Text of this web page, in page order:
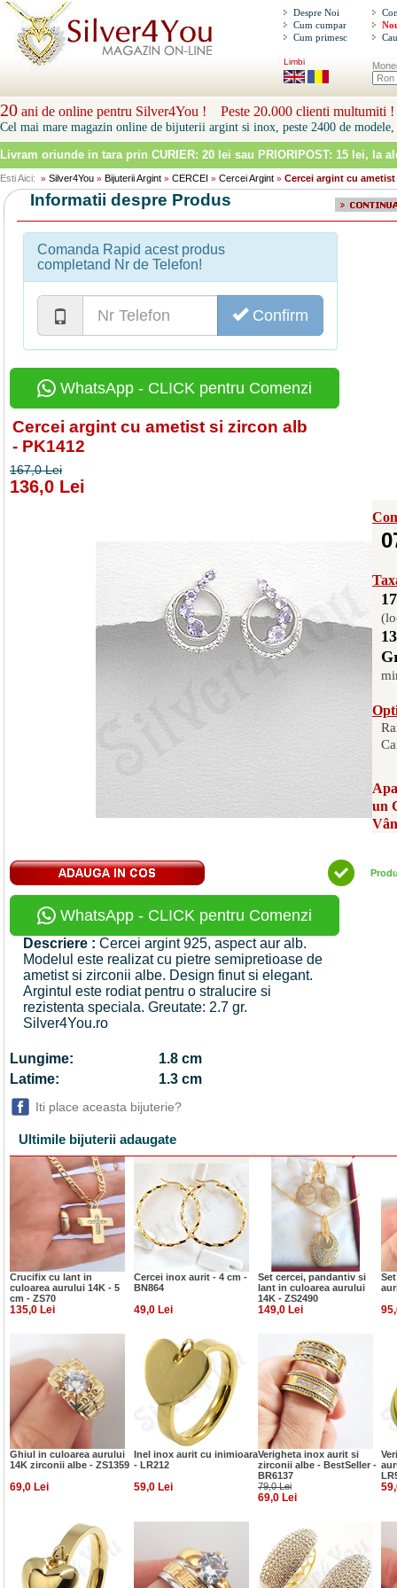
Despre Noi
Cum cumpar
Cum primesc
Limbi
20 ani de online pentru Silver4You ! Peste 20.000 clienti multumiti !
Cel mai mare magazin online de bijuterii argint si inox, peste 2400 de modele,
Livram oriunde in tara prin CURIER: 20 lei sau PRIORIPOST: 15 lei, la
Esti Aici: » Silver4You » Bijuterii Argint » CERCEI » Cercei Argint » Cercei argint cu
Informatii despre Produs
Comanda Rapid acest produs
completand Nr de Telefon!
Confirm
WhatsApp - CLICK pentru Comenzi
Cercei argint cu ametist si zircon alb
- PK1412
167,0 Lei
136,0 Lei
un
WhatsApp - CLICK pentru Comenzi
Descriere : Cercei argint 925, aspect aur alb.
Modelul este realizat cu pietre semipretioase de
ametist si zirconii albe. Design finut si elegant.
Argintul este rodiat pentru o stralucire si
rezistenta speciala. Greutate: 2.7 gr.
Silver4You.ro
Lungime:
1.8 cm
Latime:
1.3 cm
Iti place aceasta bijuterie?
Ultimile bijuterii adaugate
Crucifix cu lant in
culoarea aurului 14K - 5
cm - ZS70
Cercei inox aurit - 4 cm -
BN864
Set cercei, pandantiv si
lant in culoarea aurului
14K - ZS2490
135,0 Lei 49,0 Lei 149,0 Lei
Ghiul in culoarea aurului
14K zirconii albe - ZS1359
Inel inox aurit cu inimioara
- LR212
Verigheta inox aurit si
zirconii albe - BestSeller -
BR6137
69,0 Lei 59,0 Lei 79,0 Lei
69,0 Lei